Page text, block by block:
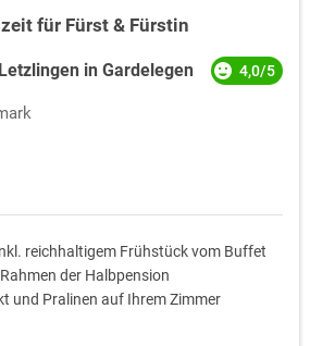
für Fürst & Fürstin
in Gardelegen 4,0/5
reichhaltigem Frühstück vom Buffet
der Halbpension
und Pralinen auf Ihrem Zimmer